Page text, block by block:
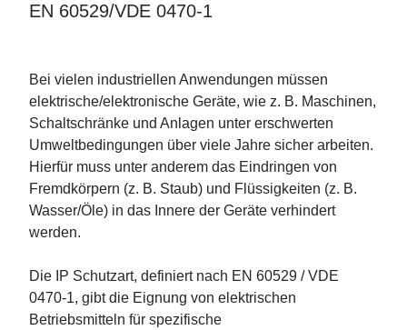
EN 60529/VDE 0470-1
Bei vielen industriellen Anwendungen müssen
elektrische/elektronische Geräte, wie z. B. Maschinen,
Schaltschränke und Anlagen unter erschwerten
Umweltbedingungen über viele Jahre sicher arbeiten.
Hierfür muss unter anderem das Eindringen von
Fremdkörpern (z. B. Staub) und Flüssigkeiten (z. B.
Wasser/Öle) in das Innere der Geräte verhindert
werden.
Die IP Schutzart, definiert nach EN 60529 / VDE
0470-1, gibt die Eignung von elektrischen
Betriebsmitteln für spezifische